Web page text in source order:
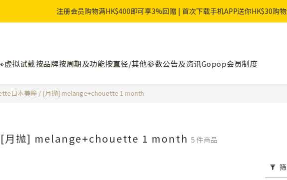
注册会员购物满HK$400即可享3%回赠 | 首次下载手机APP送你HK$30购
虚拟试戴按品牌按周期及功能按直径/其他参数公告及资讯Gopop会员制度
日本美瞳 / [月抛] melange+chouette 1 month
[月抛] melange+chouette 1 month5 件商品